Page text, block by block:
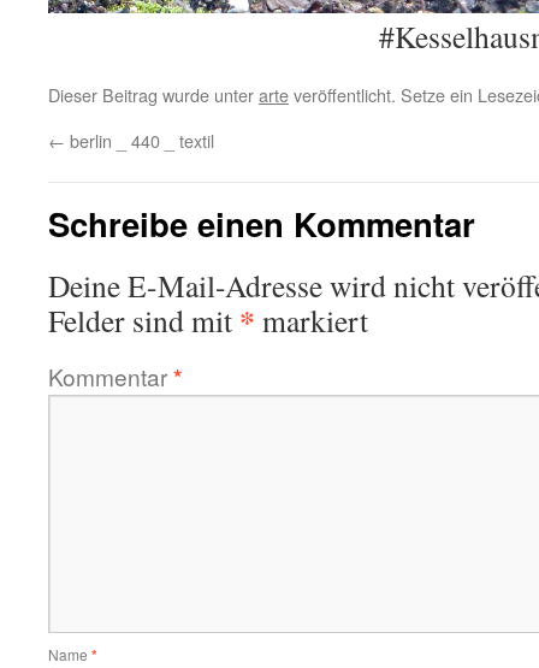
Dieser Beitrag wurde unterarteveröffentlicht. Setze ein
← berlin _ 440 _ textil
Schreibe einen Kommentar
Deine E-Mail-Adresse wird nicht
Felder sind mit * markiert
Kommentar*
Name *